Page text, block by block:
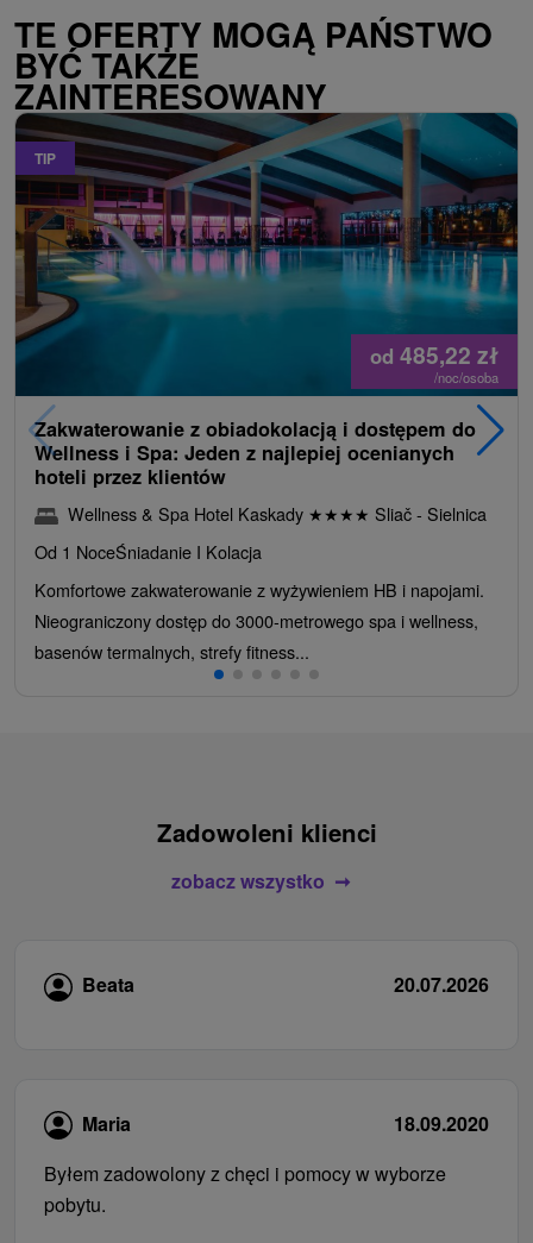
TE OFERTY MOGĄ PAŃSTWO
BYĆ TAKŻE
ZAINTERESOWANY
TIP
od 485,22 zł
/noc/osoba
Zakwaterowanie z obiadokolacją i dostępem do
Wellness i Spa: Jeden z najlepiej ocenianych
hoteli przez klientów
Wellness & Spa Hotel Kaskady ★★★★ Sliač - Sielnica
Od 1 NoceŚniadanie I Kolacja
Komfortowe zakwaterowanie z wyżywieniem HB i napojami.
Nieograniczony dostęp do 3000-metrowego spa i wellness,
basenów termalnych, strefy fitness...
Zadowoleni klienci
zobacz wszystko
Beata 20.07.2026
Maria
18.09.2020
Byłem zadowolony z chęci i pomocy w wyborze
pobytu.